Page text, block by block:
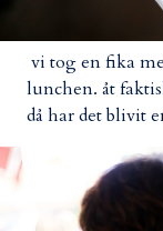
vi tog en fika
lunchen. åt
då har det blivit